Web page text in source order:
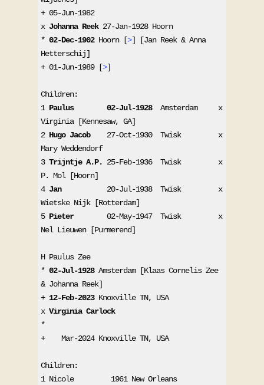
+ 05-Jun-1982
x Johanna Reek 27-Jan-1928 Hoorn
* 02-Dec-1902 Hoorn [>] [Jan Reek & Anna
Hetterschij]
+ 01-Jun-1989 [>]
Children:
1 Paulus 02-Jul-1928
  Amsterdam     x
Virginia [Kennesaw, GA]
2 Hugo Jacob
    27-Oct-1930  Twisk         x
Mary Weddendorf
3 Trijntje A.P. 25-Feb-1936  Twisk         x
P. Mol [Hoorn]
4 Jan
           20-Jul-1938  Twisk         x
Wietske Nijk [Rotterdam]
5 Pieter
        02-May-1947  Twisk         x
Nel Lieuwen [Purmerend]
H Paulus Zee
* 02-Jul-1928 Amsterdam [Klaas Cornelis Zee
& Johanna Reek]
+ 12-Feb-2023 Knoxville TN, USA
x Virginia Carlock
*
+    Mar-2024 Knoxville TN, USA
Children:
1 Nicole         1961 New Orleans